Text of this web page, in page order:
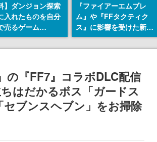
】ダンジョン探索
入れたものを自分
売るゲーム
』が
にて無料配布中！
2日正式リリースを
たキャンペーン
『ファイアーエムブレ
ム』や『FFタクティク
ス』に影響を受けた新作
戦略RPG『Beaten
Path』2027年に発売
PS5、Xbox、Switch向
けにリリース予定
の『FF7』コラボDLC配信
はだかるボス「ガードス
ブンスヘブン」をお掃除